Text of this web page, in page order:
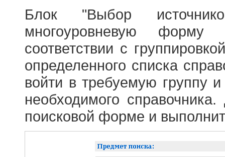
Блок "Выбор
многоуровневую форму
соответствии с
определенного списка
войти в требуемую группу и
необходимого
поисковой форме и